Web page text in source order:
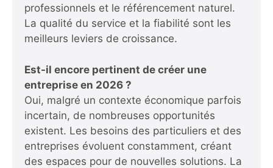
professionnels et le référencement naturel.
La qualité du service et la fiabilité sont les
meilleurs leviers de croissance.
Est-il encore pertinent de créer une
entreprise en 2026 ?
Oui, malgré un contexte économique parfois
incertain, de nombreuses opportunités
existent. Les besoins des particuliers et des
entreprises évoluent constamment, créant
des espaces pour de nouvelles solutions. La